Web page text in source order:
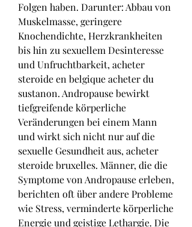
Folgen haben. Darunter: Abbau von
Muskelmasse, geringere
Knochendichte, Herzkrankheiten
bis hin zu sexuellem Desinteresse
und Unfruchtbarkeit, acheter
steroide en belgique acheter du
sustanon. Andropause bewirkt
tiefgreifende körperliche
Veränderungen bei einem Mann
und wirkt sich nicht nur auf die
sexuelle Gesundheit aus, acheter
steroide bruxelles. Männer, die die
Symptome von Andropause erleben,
berichten oft über andere Probleme
wie Stress, verminderte körperliche
Energie und geistige Lethargie. Die